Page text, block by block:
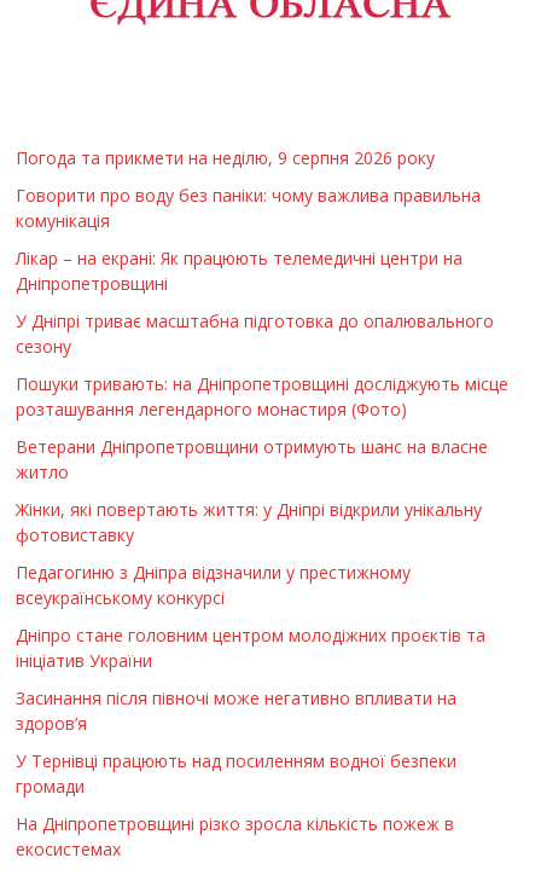
Погода та прикмети на неділю, 9 серпня 2026 року
Говорити про воду без паніки: чому важлива правильна
комунікація
Лікар – на екрані: Як працюють телемедичні центри на
Дніпропетровщині
У Дніпрі триває масштабна підготовка до опалювального
сезону
Пошуки тривають: на Дніпропетровщині досліджують місце
розташування легендарного монастиря (Фото)
Ветерани Дніпропетровщини отримують шанс на власне
житло
Жінки, які повертають життя: у Дніпрі відкрили унікальну
фотовиставку
Педагогиню з Дніпра відзначили у престижному
всеукраїнському конкурсі
Дніпро стане головним центром молодіжних проєктів та
ініціатив України
Засинання після півночі може негативно впливати на
здоров’я
У Тернівці працюють над посиленням водної безпеки
громади
На Дніпропетровщині різко зросла кількість пожеж в
екосистемах